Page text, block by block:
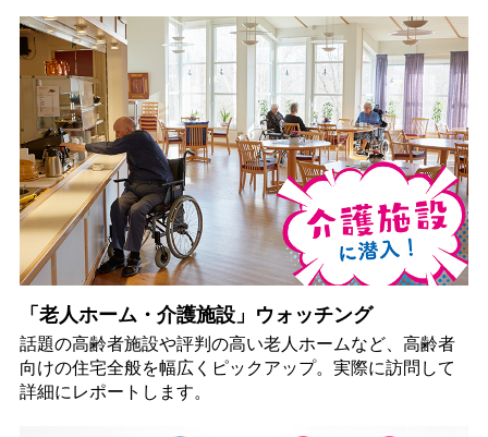
「老人ホーム・介護施設」ウォッチング
話題の高齢者施設や評判の高い老人ホームなど、高齢者
向けの住宅全般を幅広くピックアップ。実際に訪問して
詳細にレポートします。